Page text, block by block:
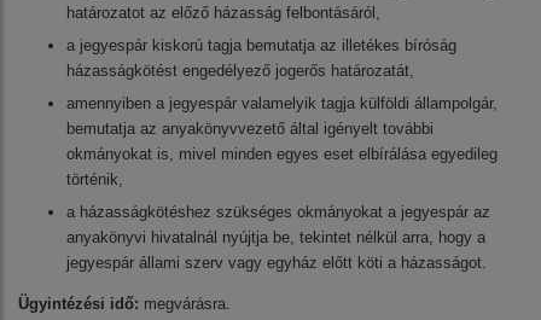
határozatot az előző házasság felbontásáról,
a jegyespár kiskorú tagja bemutatja az illetékes bíróság
házasságkötést engedélyező jogerős határozatát,
amennyiben a jegyespár valamelyik tagja külföldi állampolgár,
bemutatja az anyakönyvvezető által igényelt további
okmányokat is, mivel minden egyes eset elbírálása egyedileg
történik,
a házasságkötéshez szükséges okmányokat a jegyespár az
anyakönyvi hivatalnál nyújtja be, tekintet nélkül arra, hogy a
jegyespár állami szerv vagy egyház előtt köti a házasságot.
Ügyintézési idő: megvárásra.